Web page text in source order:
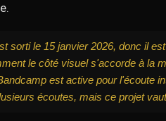
sorti le 15 janvier 2026, donc il
le côté visuel s'accorde à la
est active pour l'écoute
écoutes, mais ce projet